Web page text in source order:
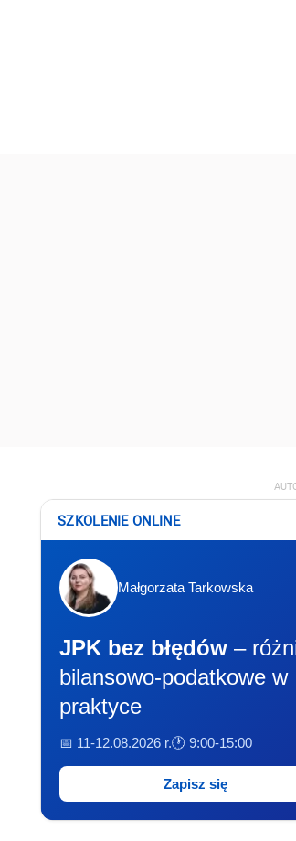
SZKOLENIE ONLINE
Małgorzata Tarkowska
JPK bez błędów –
bilansowo-podatkowe w
praktyce
📅 11-12.08.2026 r.🕐 9:00-15:00
Zapisz się